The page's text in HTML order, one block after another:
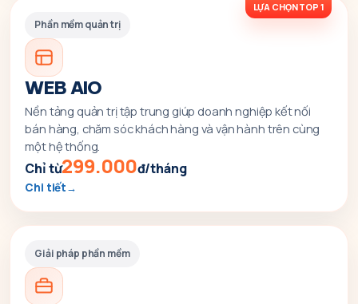
LỰA CHỌN TOP 1
Phần mềm quản trị
WEB AIO
Nền tảng quản trị tập trung giúp doanh nghiệp kết nối
bán hàng, chăm sóc khách hàng và vận hành trên cùng
một hệ thống.
Chỉ từ299.000đ/tháng
Chi tiết
Giải pháp phần mềm